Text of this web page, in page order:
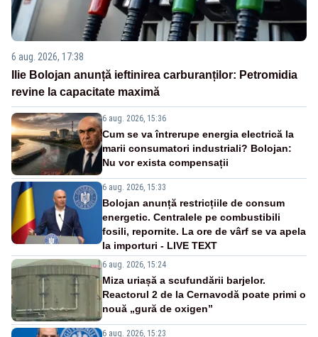
6 aug. 2026, 17:38
Ilie Bolojan anunță ieftinirea carburanților: Petromidia
revine la capacitate maximă
6 aug. 2026, 15:36
Cum se va întrerupe energia electrică la
marii consumatori industriali? Bolojan:
Nu vor exista compensații
6 aug. 2026, 15:33
Bolojan anunță restricțiile de consum
energetic. Centralele pe combustibili
fosili, repornite. La ore de vârf se va apela
la importuri - LIVE TEXT
6 aug. 2026, 15:24
Miza uriașă a scufundării barjelor.
Reactorul 2 de la Cernavodă poate primi o
nouă „gură de oxigen”
6 aug. 2026, 15:23